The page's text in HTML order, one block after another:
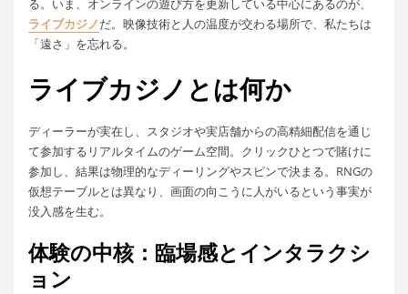
る。いま、オンラインの遊び方を更新している中心にあるのが、
ライブカジノだ。映像技術と人の温度が交わる場所で、私たちは
「遠さ」を忘れる。
ライブカジノとは何か
ディーラーが実在し、スタジオや実店舗からの高精細配信を通じ
て参加するリアルタイムのゲーム空間。クリックひとつで賭けに
参加し、結果は物理的なディーリングやスピンで決まる。RNGの
仮想テーブルとは異なり、画面の向こうに人がいるという事実が
没入感を生む。
体験の中核：臨場感とインタラクシ
ョン